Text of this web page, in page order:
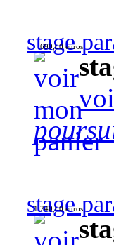
stage
690,00 euros
stage
1 240,00 euros